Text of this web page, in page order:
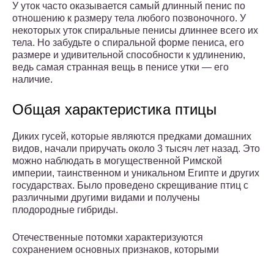
У уток часто оказывается самый длинный пенис по
отношению к размеру тела любого позвоночного. У
некоторых уток спиральные пенисы длиннее всего их
тела. Но забудьте о спиральной форме пениса, его
размере и удивительной способности к удлинению,
ведь самая странная вещь в пенисе утки — его
наличие.
Общая характеристика птицы
Диких гусей, которые являются предками домашних
видов, начали приручать около 3 тысяч лет назад. Это
можно наблюдать в могущественной Римской
империи, таинственном и уникальном Египте и других
государствах. Было проведено скрещивание птиц с
различными другими видами и получены
плодородные гибриды.
Отечественные потомки характеризуются
сохранением основных признаков, которыми